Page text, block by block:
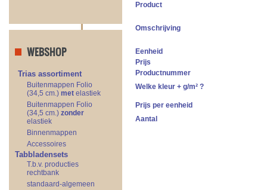
WEBSHOP
Trias assortiment
Buitenmappen Folio
(34,5 cm.) met elastiek
Buitenmappen Folio
(34,5 cm.) zonder
elastiek
Binnenmappen
Accessoires
Tabbladensets
T.b.v. producties
rechtbank
standaard-algemeen
Product
Omschrijving
Eenheid
Prijs
Productnummer
Welke kleur + g/m² ?
Prijs per eenheid
Aantal